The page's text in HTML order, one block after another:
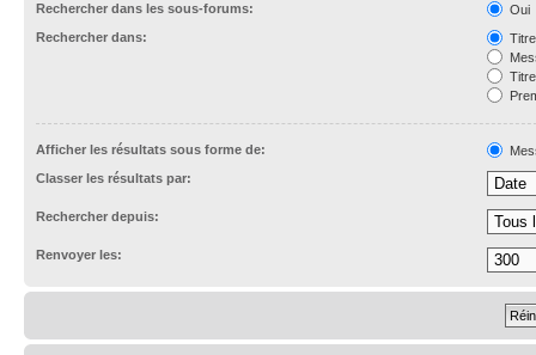
Rechercher dans les sous-forums:
Oui
Rechercher dans:
Afficher les résultats sous forme de:
Classer les résultats par:
Rechercher depuis:
Renvoyer les: